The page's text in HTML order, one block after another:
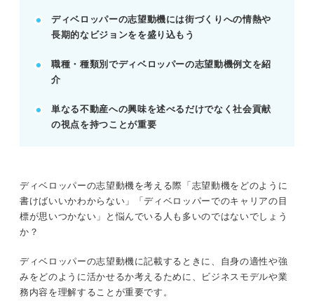
大手と中小でアピールするポイントを書き分ける。
単なる興味ではなく、貢献策やキャリアプランを示
POINT：特定のプロジェクトだけでなく、企業の開
発理念全体への共感を示そう。
記事の該当箇所を見る
まずはここから！ ディベロッパーの基本情報
エピソードに盛り込もう！ ディベロッパーで
評価されやすい強み
5ステップ！ディベロッパーの志望動機の書き
※AIの特性上、間違いが含まれている場合があります。記事本文
と併せてご確認ください。
ディベロッパーの志望動機には街づくりへの情熱や
長期的なビジョンをを盛り込もう
職種・種類別でディベロッパーの志望動機例文を紹
介
単なる不動産への興味を述べるだけでなく社会貢献
の視点を持つことが重要
ディベロッパーの志望動機を考える際「志望動機をどのように
書けばいいかわからない」「ディベロッパーでのキャリアの目
標が思いつかない」と悩んでいる人も多いのではないでしょう
か？
ディベロッパーの志望動機に記載するときに、自身の適性や強
みをどのように活かせるか考えるために、ビジネスモデルや業
務内容を理解することが重要です。